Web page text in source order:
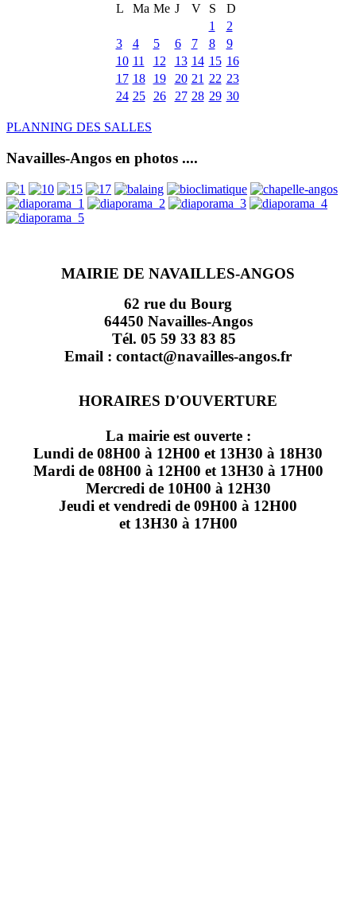
L
Ma Me J V S
D
1
2
3
4 5 6 7 8
9
10 11 12 13 14 15 16
17 18 19 20 21 22 23
24 25 26 27 28 29 30
PLANNING DES SALLES
Navailles-Angos en photos ....
MAIRIE DE NAVAILLES-ANGOS
62 rue du Bourg
64450 Navailles-Angos
Tél. 05 59 33 83 85
Email : contact@navailles-angos.fr
HORAIRES D'OUVERTURE
La mairie est ouverte :
Lundi de 08H00 à 12H00 et 13H30 à 18H30
Mardi de 08H00 à 12H00 et 13H30 à 17H00
Mercredi de 10H00 à 12H30
Jeudi et vendredi de 09H00 à 12H00
et 13H30 à 17H00